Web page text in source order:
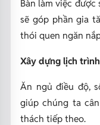
Bàn làm việc được
sẽ góp phần gia
thói quen ngăn
Xây dựng lịch
Ăn ngủ điều độ,
giúp chúng ta
thách tiếp theo.